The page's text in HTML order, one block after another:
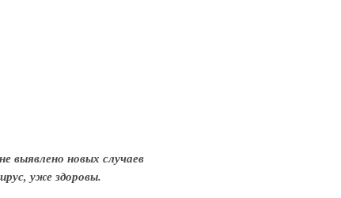
выявлено новых случаев
уже здоровы.